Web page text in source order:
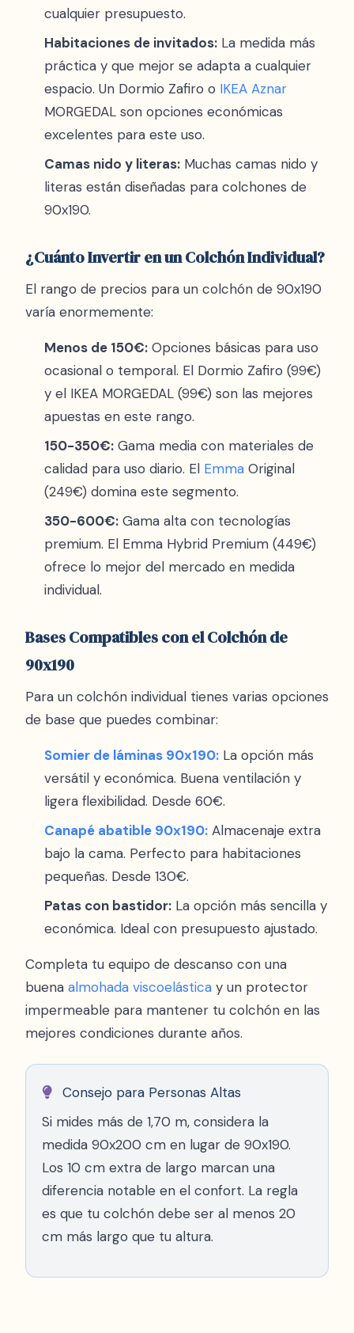
cualquier presupuesto.
Habitaciones de invitados: La medida más
práctica y que mejor se adapta a cualquier
espacio. Un Dormio Zafiro o IKEA Aznar
MORGEDAL son opciones económicas
excelentes para este uso.
Camas nido y literas: Muchas camas nido y
literas están diseñadas para colchones de
90x190.
¿Cuánto Invertir en un Colchón Individual?
El rango de precios para un colchón de 90x190
varía enormemente:
Menos de 150€: Opciones básicas para uso
ocasional o temporal. El Dormio Zafiro (99€)
y el IKEA MORGEDAL (99€) son las mejores
apuestas en este rango.
150-350€: Gama media con materiales de
calidad para uso diario. El Emma Original
(249€) domina este segmento.
350-600€: Gama alta con tecnologías
premium. El Emma Hybrid Premium (449€)
ofrece lo mejor del mercado en medida
individual.
Bases Compatibles con el Colchón de
90x190
Para un colchón individual tienes varias opciones
de base que puedes combinar:
Somier de láminas 90x190: La opción más
versátil y económica. Buena ventilación y
ligera flexibilidad. Desde 60€.
Canapé abatible 90x190: Almacenaje extra
bajo la cama. Perfecto para habitaciones
pequeñas. Desde 130€.
Patas con bastidor: La opción más sencilla y
económica. Ideal con presupuesto ajustado.
Completa tu equipo de descanso con una
buena almohada viscoelástica y un protector
impermeable para mantener tu colchón en las
mejores condiciones durante años.
Consejo para Personas Altas
Si mides más de 1,70 m, considera la
medida 90x200 cm en lugar de 90x190.
Los 10 cm extra de largo marcan una
diferencia notable en el confort. La regla
es que tu colchón debe ser al menos 20
cm más largo que tu altura.